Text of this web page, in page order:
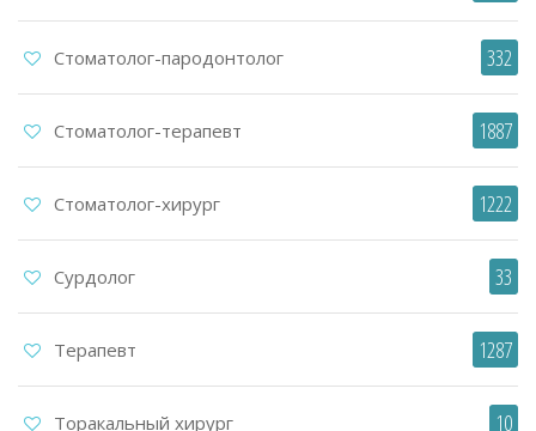
Стоматолог-пародонтолог 332
Стоматолог-терапевт 1887
Стоматолог-хирург 1222
Сурдолог 33
Терапевт 1287
Торакальный хирург 10